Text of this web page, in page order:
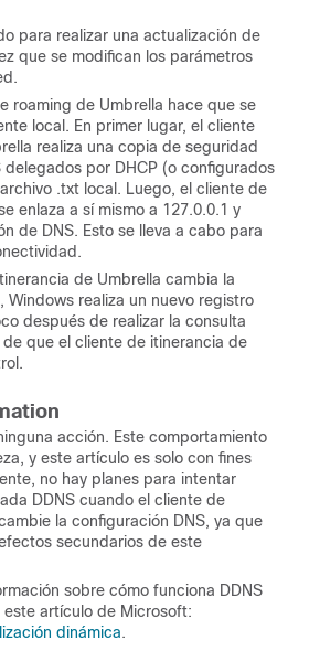
para realizar una actualización de
que se modifican los parámetros
roaming de Umbrella hace que se
local. En primer lugar, el cliente
realiza una copia de seguridad
delegados por DHCP (o configurados
.txt local. Luego, el cliente de
enlaza a sí mismo a 127.0.0.1 y
de DNS. Esto se lleva a cabo para
de Umbrella cambia la
Windows realiza un nuevo registro
después de realizar la consulta
de que el cliente de itinerancia de
acción. Este comportamiento
y este artículo es solo con fines
no hay planes para intentar
DDNS cuando el cliente de
la configuración DNS, ya que
secundarios de este
sobre cómo funciona DDNS
artículo de Microsoft:
dinámica.